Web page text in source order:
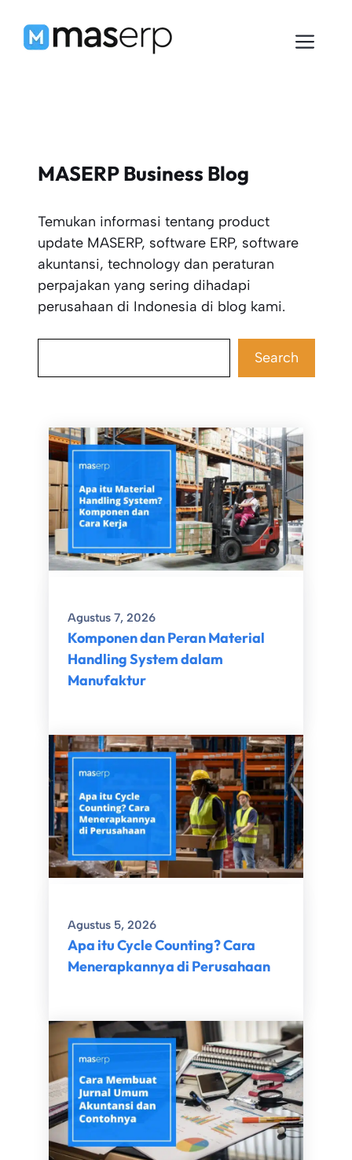
MASERP Business Blog
Temukan informasi tentang product
update MASERP, software ERP, software
akuntansi, technology dan peraturan
perpajakan yang sering dihadapi
perusahaan di Indonesia di blog kami.
Search
Agustus 7, 2026
Komponen dan Peran Material
Handling System dalam
Manufaktur
Agustus 5, 2026
Apa itu Cycle Counting? Cara
Menerapkannya di Perusahaan